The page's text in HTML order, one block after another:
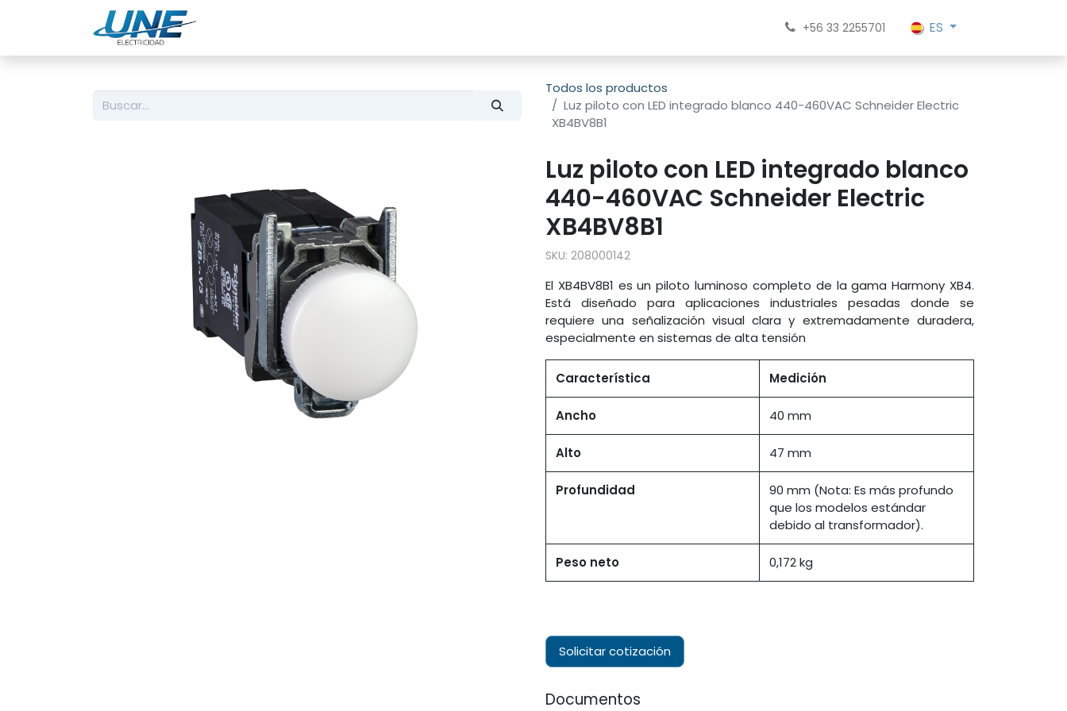
+56 33 2255701 ES
Todos los productos
Luz piloto con LED integrado blanco 440-460VAC Schneider Electric
XB4BV8B1
Luz piloto con LED integrado blanco
440-460VAC Schneider Electric
XB4BV8B1
SKU: 208000142
El XB4BV8B1 es un piloto luminoso completo de la gama Harmony XB4.
Está diseñado para aplicaciones industriales pesadas donde se
requiere una señalización visual clara y extremadamente duradera,
especialmente en sistemas de alta tensión
Característica Medición
Ancho 40 mm
Alto 47 mm
Profundidad
90 mm (Nota: Es más profundo
que los modelos estándar
debido al transformador).
Peso neto 0,172 kg
Solicitar cotización
Documentos